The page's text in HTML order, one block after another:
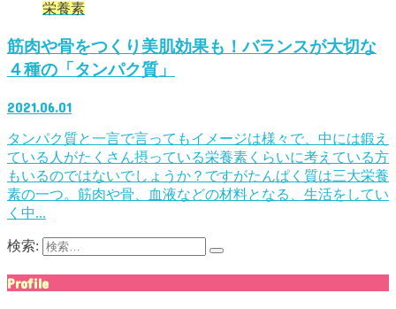
栄養素
筋肉や骨をつくり美肌効果も！バランスが大切な
４種の「タンパク質」
2021.06.01
タンパク質と一言で言ってもイメージは様々で、中には鍛え
ている人がたくさん摂っている栄養素くらいに考えている方
もいるのではないでしょうか？ですがたんぱく質は三大栄養
素の一つ。筋肉や骨、血液などの材料となる、生活をしてい
く中...
検索:
Profile